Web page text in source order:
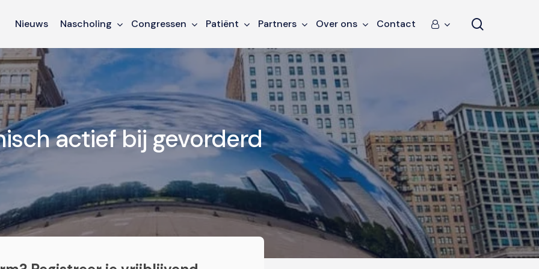
Nieuws Nascholing Congressen Patiënt Partners Over ons Contact
actief bij gevorderd